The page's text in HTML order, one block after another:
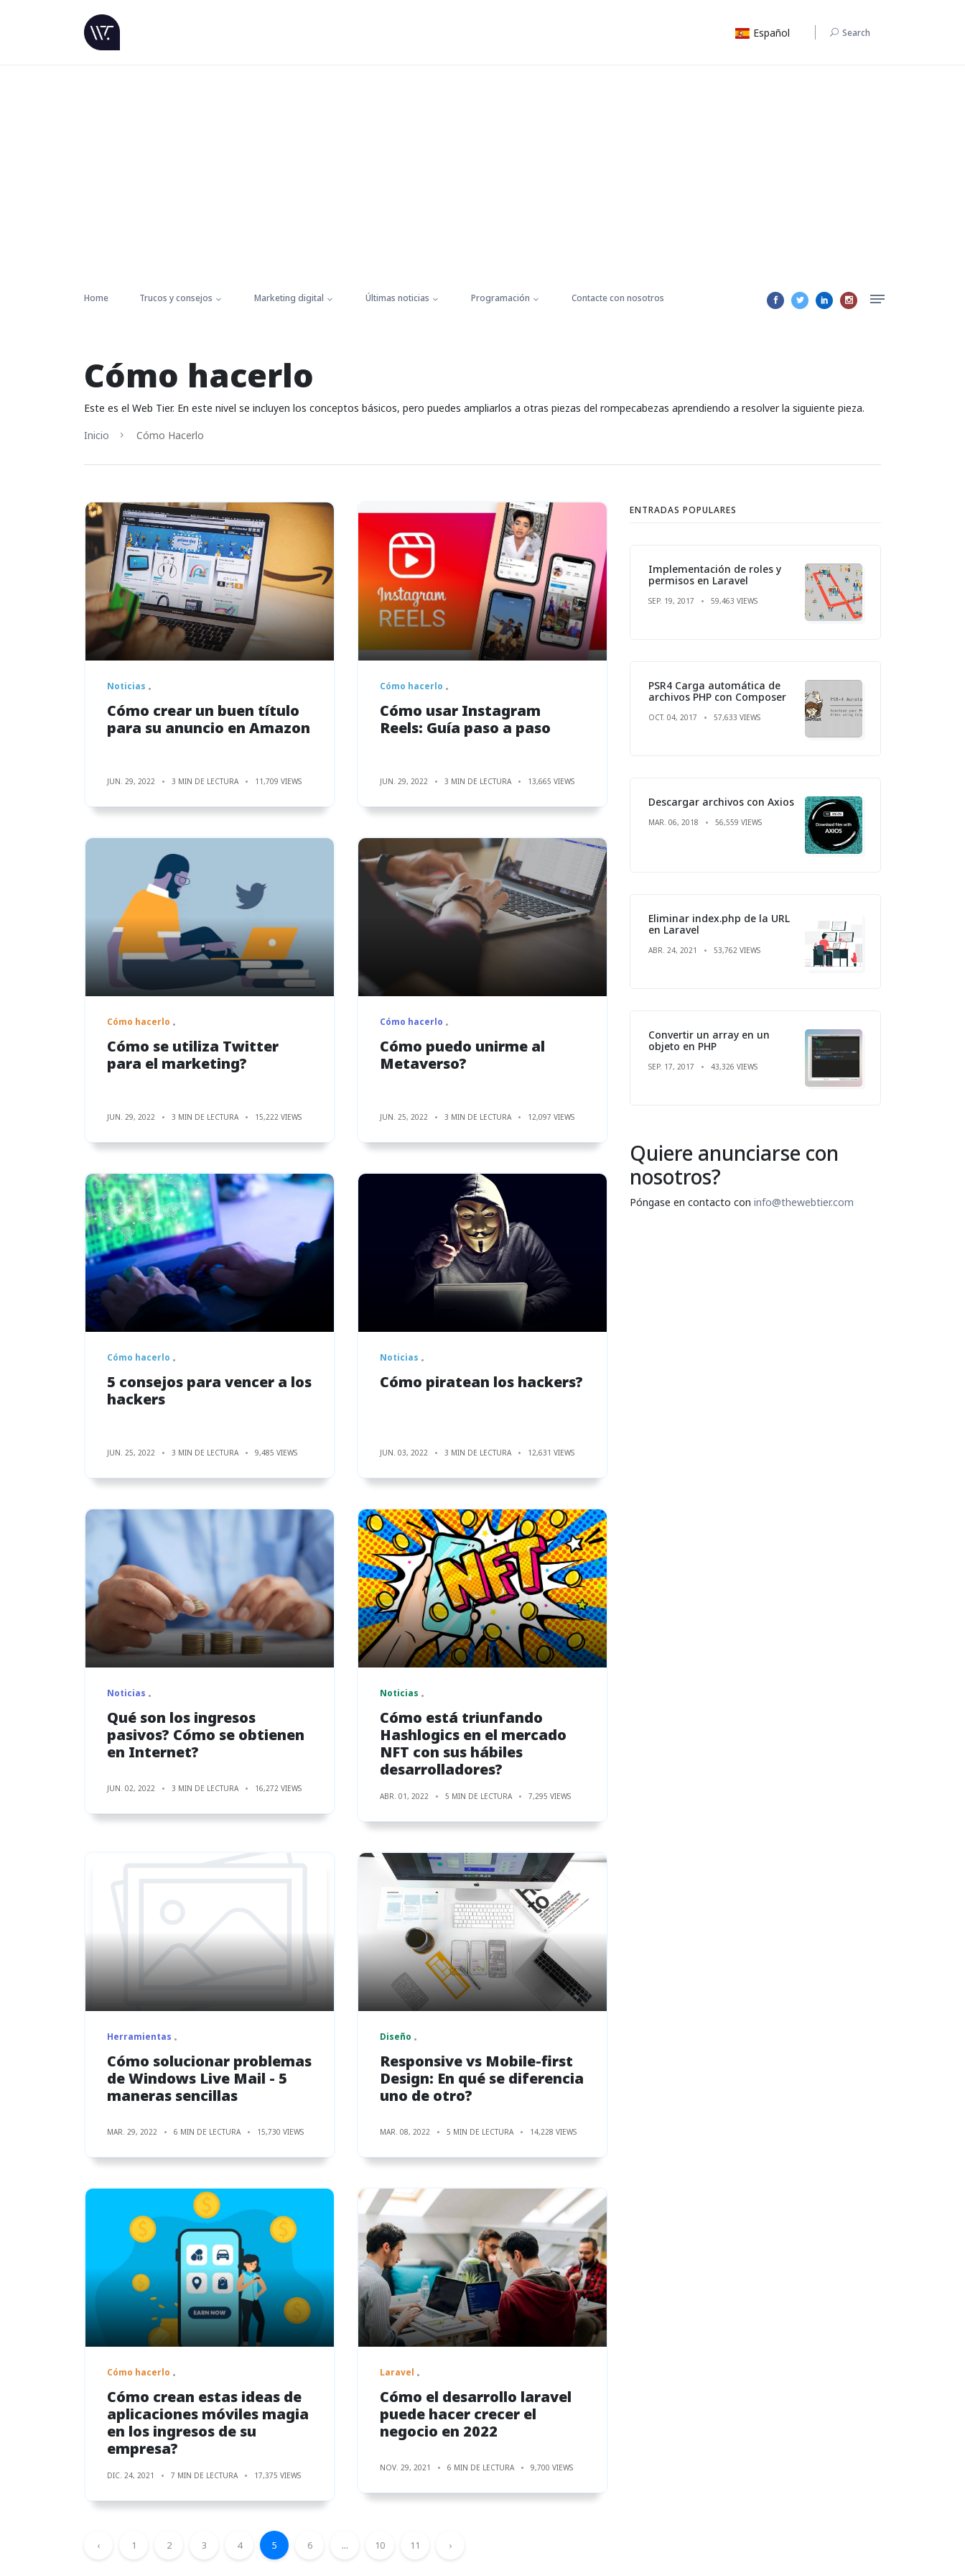
Español Search
Home Trucos y consejos Marketing digital Últimas noticias Programación Contacte con nosotros
Cómo hacerlo
Este es el Web Tier. En este nivel se incluyen los conceptos básicos, pero puedes ampliarlos a otras piezas del rompecabezas aprendiendo a resolver la siguiente pieza.
Inicio
Cómo Hacerlo
Noticias
Cómo crear un buen título
para su anuncio en Amazon
JUN. 29, 2022 3 MIN DE LECTURA 11,709 VIEWS
Cómo hacerlo
Cómo usar Instagram
Reels: Guía paso a paso
JUN. 29, 2022 3 MIN DE LECTURA 13,665 VIEWS
Cómo hacerlo
Cómo se utiliza Twitter
para el marketing?
JUN. 29, 2022 3 MIN DE LECTURA 15,222 VIEWS
Cómo hacerlo
Cómo puedo unirme al
Metaverso?
JUN. 25, 2022 3 MIN DE LECTURA 12,097 VIEWS
Cómo hacerlo
5 consejos para vencer a los
hackers
JUN. 25, 2022 3 MIN DE LECTURA 9,485 VIEWS
Noticias
Cómo piratean los hackers?
JUN. 03, 2022 3 MIN DE LECTURA 12,631 VIEWS
Noticias
Qué son los ingresos
pasivos? Cómo se obtienen
en Internet?
JUN. 02, 2022 3 MIN DE LECTURA 16,272 VIEWS
Noticias
Cómo está triunfando
Hashlogics en el mercado
NFT con sus hábiles
desarrolladores?
ABR. 01, 2022 5 MIN DE LECTURA 7,295 VIEWS
Herramientas
Cómo solucionar problemas
de Windows Live Mail - 5
maneras sencillas
MAR. 29, 2022 6 MIN DE LECTURA 15,730 VIEWS
Diseño
Responsive vs Mobile-first
Design: En qué se diferencia
uno de otro?
MAR. 08, 2022 5 MIN DE LECTURA 14,228 VIEWS
Cómo hacerlo
Cómo crean estas ideas de
aplicaciones móviles magia
en los ingresos de su
empresa?
DIC. 24, 2021 7 MIN DE LECTURA 17,375 VIEWS
Laravel
Cómo el desarrollo laravel
puede hacer crecer el
negocio en 2022
NOV. 29, 2021 6 MIN DE LECTURA 9,700 VIEWS
‹ 1 2 3 4 5 6 ... 10 11 ›
ENTRADAS POPULARES
Implementación de roles y
permisos en Laravel
SEP. 19, 2017 59,463 VIEWS
PSR4 Carga automática de
archivos PHP con Composer
OCT. 04, 2017 57,633 VIEWS
Descargar archivos con Axios
MAR. 06, 2018 56,559 VIEWS
Eliminar index.php de la URL
en Laravel
ABR. 24, 2021 53,762 VIEWS
Convertir un array en un
objeto en PHP
SEP. 17, 2017 43,326 VIEWS
Quiere anunciarse con
nosotros?
Póngase en contacto con info@thewebtier.com